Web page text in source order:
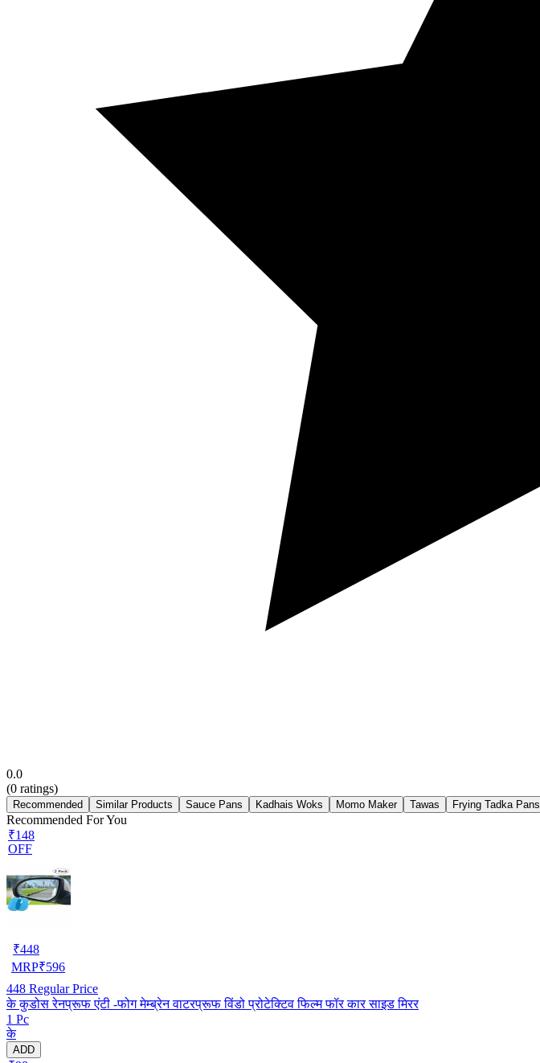
0.0
(0 ratings)
Recommended Similar Products Sauce Pans Kadhais Woks Momo Maker Tawas Frying Tadka Pans
Recommended For You
₹148
OFF
₹448
MRP₹596
448 Regular Price
के कुडोस रेनप्रूफ एंटी -फोग मेम्ब्रेन वाटरप्रूफ विंडो प्रोटेक्टिव फिल्म फॉर कार साइड मिरर
1 Pc
के
ADD